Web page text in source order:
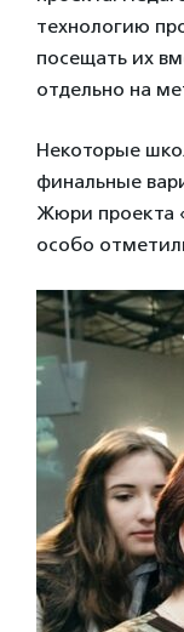
технологию
посещать их
отдельно на
Некоторые
финальные
Жюри проекта
особо